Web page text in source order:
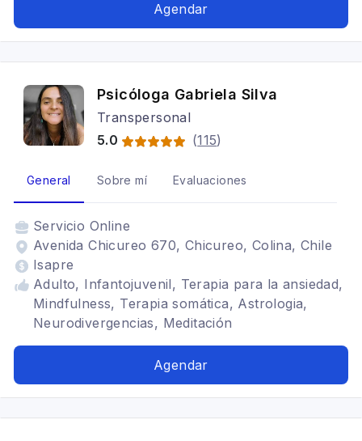
Agendar
Psicóloga Gabriela Silva
Transpersonal
5.0
(115)
General Sobre mí Evaluaciones
Servicio Online
Avenida Chicureo 670, Chicureo, Colina, Chile
Isapre
Adulto, Infantojuvenil, Terapia para la ansiedad,
Mindfulness, Terapia somática, Astrologia,
Neurodivergencias, Meditación
Agendar